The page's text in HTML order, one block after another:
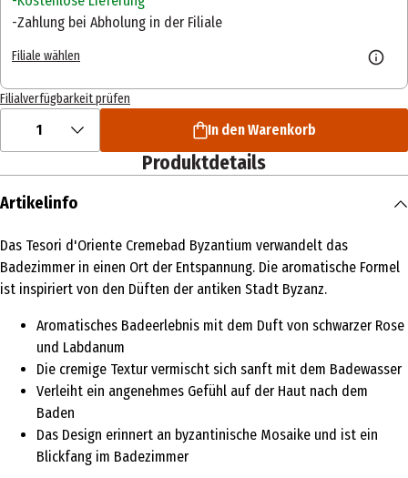
Zahlung bei Abholung in der Filiale
Filiale wählen
Filialverfügbarkeit prüfen
1 In den Warenkorb
Produktdetails
Artikelinfo
Das Tesori d'Oriente Cremebad Byzantium verwandelt das
Badezimmer in einen Ort der Entspannung. Die aromatische Formel
ist inspiriert von den Düften der antiken Stadt Byzanz.
Aromatisches Badeerlebnis mit dem Duft von schwarzer Rose
und Labdanum
Die cremige Textur vermischt sich sanft mit dem Badewasser
Verleiht ein angenehmes Gefühl auf der Haut nach dem
Baden
Das Design erinnert an byzantinische Mosaike und ist ein
Blickfang im Badezimmer